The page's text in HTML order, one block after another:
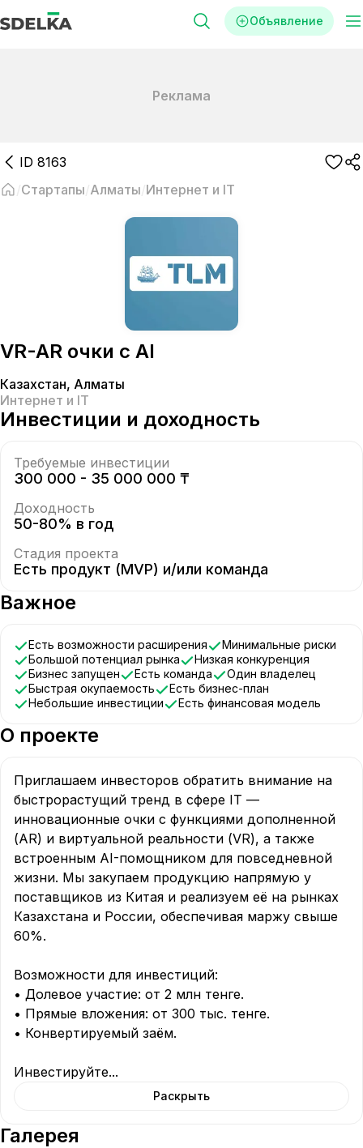
Объявление
Реклама
ID 8163
Стартапы Алматы Интернет и IT
VR-AR очки с AI
Казахстан, Алматы
Интернет и IT
Инвестиции и доходность
Требуемые инвестиции
300 000 - 35 000 000 ₸
Доходность
50-80% в год
Стадия проекта
Есть продукт (MVP) и/или команда
Важное
Есть возможности расширения
Минимальные риски
Большой потенциал рынка
Низкая конкуренция
Бизнес запущен
Есть команда
Один владелец
Быстрая окупаемость
Есть бизнес-план
Небольшие инвестиции
Есть финансовая модель
О проекте
Приглашаем инвесторов обратить внимание на
быстрорастущий тренд в сфере IT —
инновационные очки с функциями дополненной
(AR) и виртуальной реальности (VR), а также
встроенным AI-помощником для повседневной
жизни. Мы закупаем продукцию напрямую у
поставщиков из Китая и реализуем её на рынках
Казахстана и России, обеспечивая маржу свыше
60%.
Возможности для инвестиций:
• Долевое участие: от 2 млн тенге.
• Прямые вложения: от 300 тыс. тенге.
• Конвертируемый заём.
Инвестируйте...
Раскрыть
Галерея